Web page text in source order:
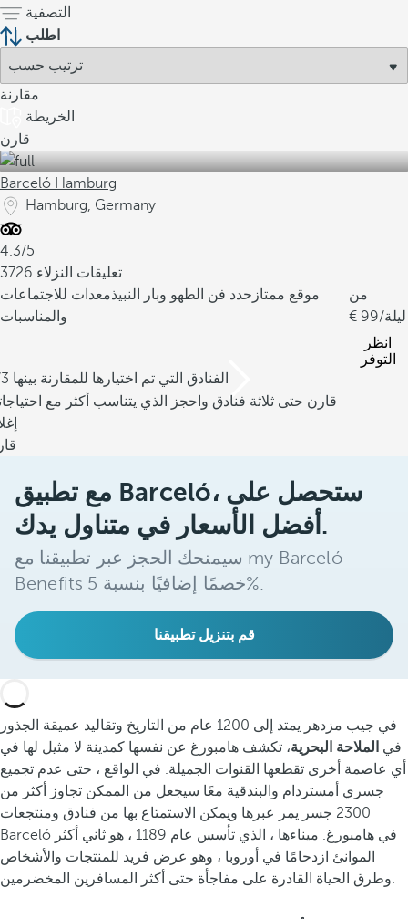
التصفية
اطلب
مقارنة
الخريطة
قارن
Barceló Hamburg
Hamburg, Germany
4.3/5
3726 تعليقات النزلاء
موقع ممتاز حدد فن الطهو وبار النبيذمعدات للاجتماعات
والمناسبات
من
99 /ليلة
انظر
التوفر
/3 الفنادق التي تم اختيارها للمقارنة بينها
قارن حتى ثلاثة فنادق واحجز الذي يتناسب أكثر مع
مع تطبيق Barceló، ستحصل على
أفضل الأسعار في متناول يدك.
سيمنحك الحجز عبر تطبيقنا مع my Barceló
Benefits خصمًا إضافيًا بنسبة 5%.
قم بتنزيل تطبيقنا
في جيب مزدهر يمتد إلى 1200 عام من التاريخ وتقاليد عميقة الجذور
في الملاحة البحرية، تكشف هامبورغ عن نفسها كمدينة لا مثيل لها في
أي عاصمة أخرى تقطعها القنوات الجميلة. في الواقع ، حتى عدم تجميع
جسري أمستردام والبندقية معًا سيجعل من الممكن تجاوز أكثر من
2300 جسر يمر عبرها ويمكن الاستمتاع بها من فنادق ومنتجعات
Barceló في هامبورغ. ميناءها ، الذي تأسس عام 1189 ، هو ثاني أكثر
الموانئ ازدحامًا في أوروبا ، وهو عرض فريد للمنتجات والأشخاص
وطرق الحياة القادرة على مفاجأة حتى أكثر المسافرين المخضرمين.